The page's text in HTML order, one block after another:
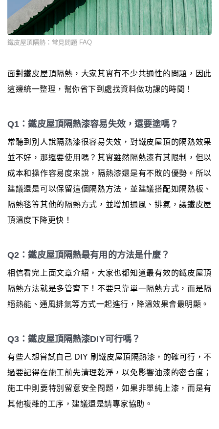
鐵皮屋頂隔熱：常見問題 FAQ
面對鐵皮屋頂隔熱，大家其實有不少共通性的問題，因此
這邊統一整理，幫你省下到處找資料做功課的時間！
Q1：鐵皮屋頂隔熱漆容易失效，還要塗嗎？
常聽到別人說隔熱漆很容易失效，對鐵皮屋頂的隔熱效果
並不好，那還要使用嗎？其實雖然隔熱漆有其限制，但以
成本和操作容易度來說，隔熱漆還是有不敗的優勢。所以
建議還是可以保留這個隔熱方法，並建議搭配如隔熱板、
隔熱毯等其他的隔熱方式，並增加通風、排氣，讓鐵皮屋
頂溫度下降更快！
Q2：鐵皮屋頂隔熱最有用的方法是什麼？
相信看完上面文章介紹，大家也都知道最有效的鐵皮屋頂
隔熱方法就是多管齊下！不要只靠單一隔熱方式，而是隔
絕熱能、通風排氣等方式一起進行，降溫效果會最明顯。
Q3：鐵皮屋頂隔熱漆DIY可行嗎？
有些人想嘗試自己 DIY 刷鐵皮屋頂隔熱漆，的確可行，不
過要記得在施工前先清理乾淨，以免影響油漆的密合度；
施工中則要特別留意安全問題，如果非單純上漆，而是有
其他複雜的工序，建議還是請專家協助。